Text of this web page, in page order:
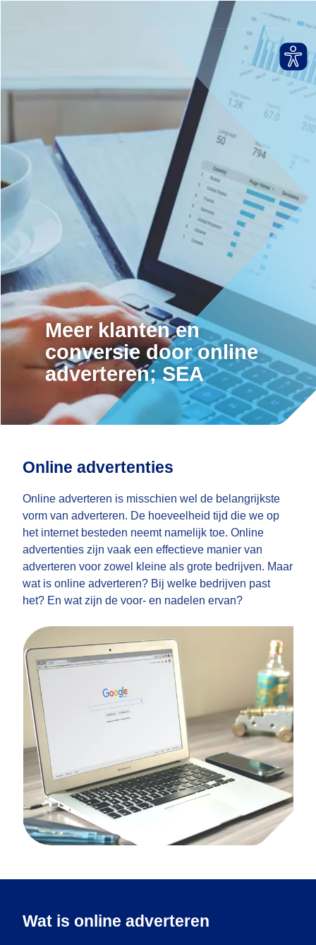
Meer klanten en
conversie door online
adverteren; SEA
Online advertenties
Online adverteren is misschien wel de belangrijkste
vorm van adverteren. De hoeveelheid tijd die we op
het internet besteden neemt namelijk toe. Online
advertenties zijn vaak een effectieve manier van
adverteren voor zowel kleine als grote bedrijven. Maar
wat is online adverteren? Bij welke bedrijven past
het? En wat zijn de voor- en nadelen ervan?
Wat is online adverteren